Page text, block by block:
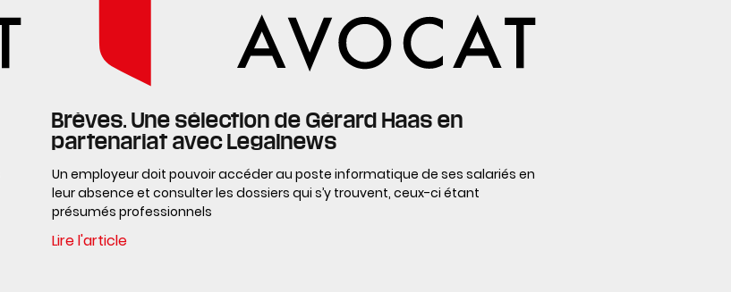
Brèves. Une sélection de Gérard Haas en
partenariat avec Legalnews
Un employeur doit pouvoir accéder au poste informatique de ses salariés en
leur absence et consulter les dossiers qui s’y trouvent, ceux-ci étant
présumés professionnels
Lire l'article